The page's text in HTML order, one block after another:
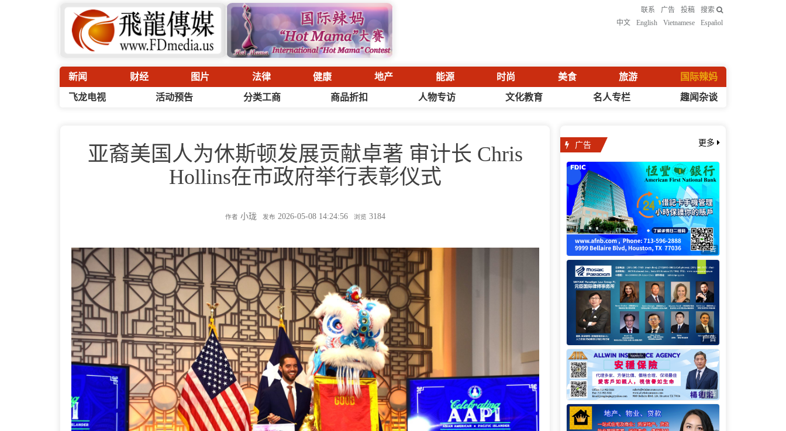
联系 广告 投稿
搜索
中文
English Vietnamese Español
新闻 财经 图片 法律 健康 地产 能源 时尚 美食 旅游 国际辣妈
飞龙电视 活动预告 分类工商 商品折扣 人物专访 文化教育 名人专栏 趣闻杂谈
亚裔美国人为休斯顿发展贡献卓著 审计长 Chris
Hollins在市政府举行表彰仪式
作者 小珑 发布 2026-05-08 14:24:56 浏览 3184
广告 更多
广告
广告
广告